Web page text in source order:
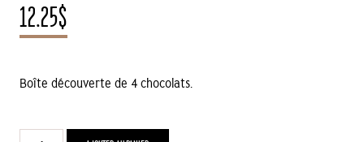
12.25$
Boîte découverte de 4 chocolats.
quantité